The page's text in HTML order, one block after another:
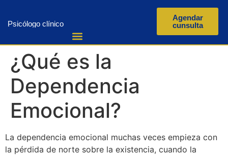
Psicólogo clínico
Agendar
cunsulta
¿Qué es la
Dependencia
Emocional?
La dependencia emocional muchas veces empieza con
la pérdida de norte sobre la existencia, cuando la